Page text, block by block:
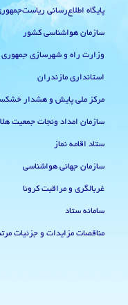
پایگاه اطلاع‌رسانی
سازمان هواشناسی کشور
وزارت راه و شهرسازی جمهوری
استانداری مازندران
مرکز ملی پایش و هشدار
سازمان امداد ونجات جمعیت
ستاد اقامه نماز
سازمان جهانی هواشناسی
غربالگری و مراقبت کرونا
سامانه ستاد
مناقصات مزایدات و جزئیات